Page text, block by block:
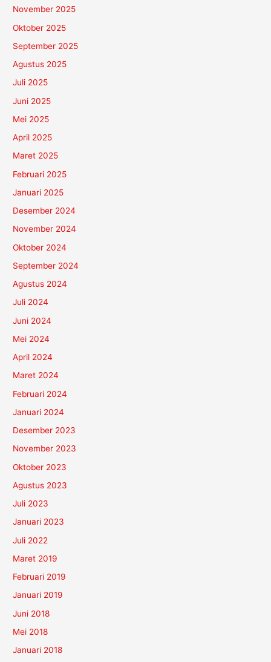
November 2025
Oktober 2025
September 2025
Agustus 2025
Juli 2025
Juni 2025
Mei 2025
April 2025
Maret 2025
Februari 2025
Januari 2025
Desember 2024
November 2024
Oktober 2024
September 2024
Agustus 2024
Juli 2024
Juni 2024
Mei 2024
April 2024
Maret 2024
Februari 2024
Januari 2024
Desember 2023
November 2023
Oktober 2023
Agustus 2023
Juli 2023
Januari 2023
Juli 2022
Maret 2019
Februari 2019
Januari 2019
Juni 2018
Mei 2018
Januari 2018